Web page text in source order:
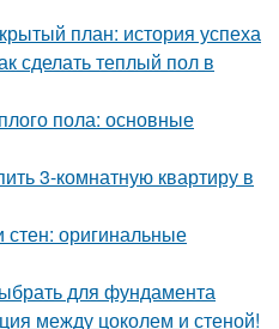
план: история успеха
сделать теплый пол в
пола: основные
3-комнатную квартиру в
оригинальные
для фундамента
между цоколем и стеной!